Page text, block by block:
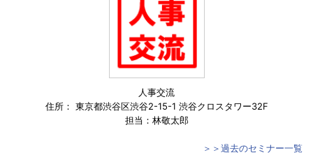
人事交流
住所： 東京都渋谷区渋谷2-15-1 渋谷クロスタワー32F
担当：林敬太郎
＞＞過去のセミナー一覧